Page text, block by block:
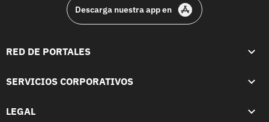
Descarga nuestra app en
RED DE PORTALES
SERVICIOS CORPORATIVOS
LEGAL